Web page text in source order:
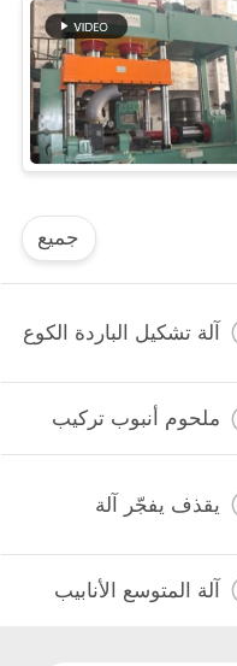
جميع
آلة تشكيل الباردة الكوع
ملحوم أنبوب تركيب
يقذف يفجّر آلة
آلة المتوسع الأنابيب